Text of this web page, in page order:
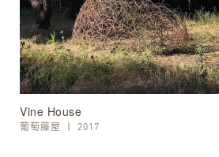
Vine House
葡萄藤屋 丨 2017